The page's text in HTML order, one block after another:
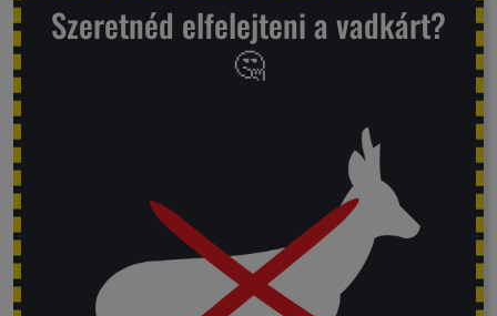
Regisztráció/Belépés
Szeretnéd elfelejteni a vadkárt?
🤔